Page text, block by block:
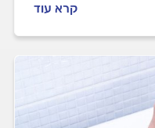
קרא עוד